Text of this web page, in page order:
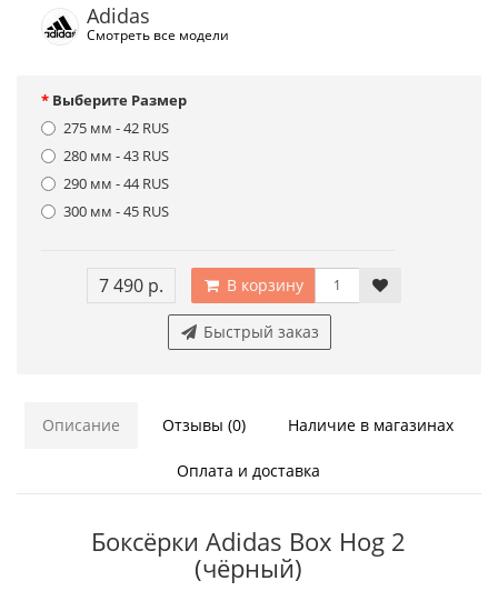
Adidas
Смотреть все модели
Выберите Размер
275 мм - 42 RUS
280 мм - 43 RUS
290 мм - 44 RUS
300 мм - 45 RUS
7 490 р. В корзину
Быстрый заказ
Описание Отзывы (0) Наличие в магазинах
Оплата и доставка
Боксёрки Adidas Box Hog 2
(чёрный)